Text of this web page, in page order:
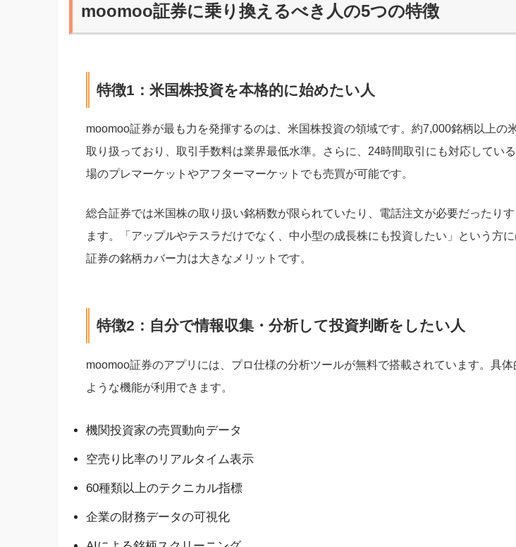
moomoo証券に乗り換えるべき人の5つの特徴
特徴1：米国株投資を本格的に始めたい人
moomoo証券が最も力を発揮するのは、米国株投資の領域です。約7,000銘柄以上の
取り扱っており、取引手数料は業界最低水準。さらに、24時間取引にも対応してい
場のプレマーケットやアフターマーケットでも売買が可能です。
総合証券では米国株の取り扱い銘柄数が限られていたり、電話注文が必要だったりす
ます。「アップルやテスラだけでなく、中小型の成長株にも投資したい」という方
証券の銘柄カバー力は大きなメリットです。
特徴2：自分で情報収集・分析して投資判断をしたい人
moomoo証券のアプリには、プロ仕様の分析ツールが無料で搭載されています。具
ような機能が利用できます。
機関投資家の売買動向データ
空売り比率のリアルタイム表示
60種類以上のテクニカル指標
企業の財務データの可視化